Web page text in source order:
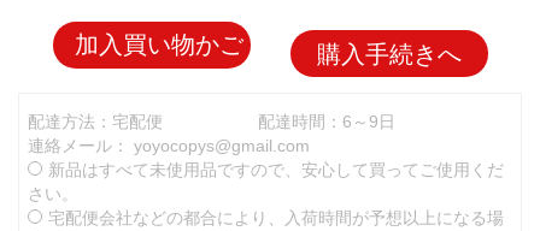
加入買い物かご 購入手続きへ
配達方法：宅配便
配達時間：6～9日
連絡メール： yoyocopys@gmail.com
新品はすべて未使用品ですので、安心して買ってご使用くだ
さい。
宅配便会社などの都合により、入荷時間が予想以上になる場